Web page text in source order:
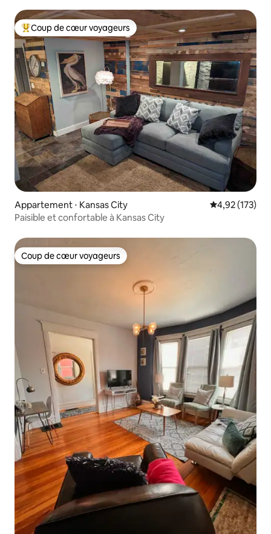
Coups de cœur voyageurs les plus appréciés
Coup de cœur voyageurs
Appartement ⋅ Kansas City Évaluation
4,92 (173)
Paisible et confortable à Kansas City
Coup de cœur voyageurs
Coup de cœur voyageurs